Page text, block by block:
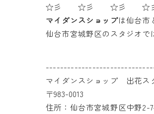
☆彡 ☆彡 ☆彡 ☆
マイダンスショップは仙台市
仙台市宮城野区のスタジオで
マイダンスショップ 出花ス
〒983-0013
住所：仙台市宮城野区中野2-